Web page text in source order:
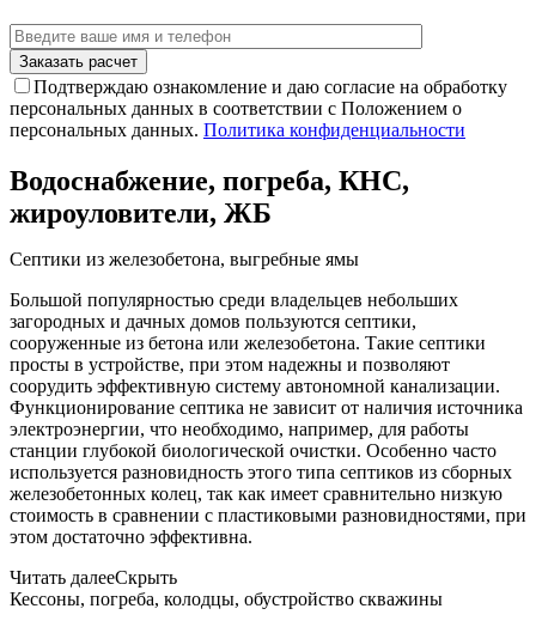
Подтверждаю ознакомление и даю согласие на обработку
персональных данных в соответствии с Положением о
персональных данных. Политика конфиденциальности
Водоснабжение, погреба, КНС,
жироуловители, ЖБ
Септики из железобетона, выгребные ямы
Большой популярностью среди владельцев небольших
загородных и дачных домов пользуются септики,
сооруженные из бетона или железобетона. Такие септики
просты в устройстве, при этом надежны и позволяют
соорудить эффективную систему автономной канализации.
Функционирование септика не зависит от наличия источника
электроэнергии, что необходимо, например, для работы
станции глубокой биологической очистки. Особенно часто
используется разновидность этого типа септиков из сборных
железобетонных колец, так как имеет сравнительно низкую
стоимость в сравнении с пластиковыми разновидностями, при
этом достаточно эффективна.
Читать далееСкрыть
Кессоны, погреба, колодцы, обустройство скважины